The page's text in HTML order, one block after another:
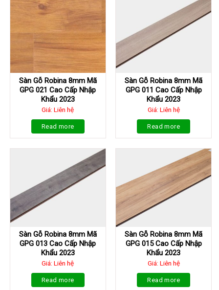
Sàn Gỗ Robina 8mm Mã
GPG 021 Cao Cấp Nhập
Khẩu 2023
Giá: Liên hệ
Read more
Sàn Gỗ Robina 8mm Mã
GPG 011 Cao Cấp Nhập
Khẩu 2023
Giá: Liên hệ
Read more
Sàn Gỗ Robina 8mm Mã
GPG 013 Cao Cấp Nhập
Khẩu 2023
Giá: Liên hệ
Read more
Sàn Gỗ Robina 8mm Mã
GPG 015 Cao Cấp Nhập
Khẩu 2023
Giá: Liên hệ
Read more